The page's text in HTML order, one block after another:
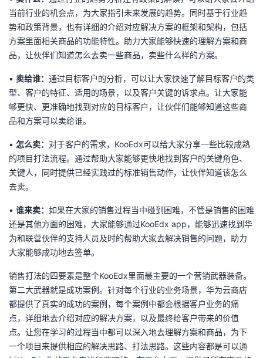
当前行业的机会点，为大家指引未来发展的趋势。同时基于行业趋
势和政策背景，也有详细的介绍对应解决方案的框架和架构，包括
方案里面相关商品的功能特性。助力大家能够快速的理解方案和商
品，让伙伴们知道怎么去卖一些商品，卖些什么样的方案。
• 卖给谁： 通过目标客户的分析，可以让大家快速了解目标客户的类
型、客户的特征、适用的场景，以及客户关键的诉求点。让大家能
够更快、更准确地找到对应的目标客户，让伙伴们能够知道这些商
品和方案可以卖给谁。
• 怎么卖： 对于客户的需求，KooEdx可以给大家分享一些比较成熟
的项目打法流程。通过帮助大家能够更快地找到客户的关键角色、
关键人，同时提供已经实践过的标准销售动作，让伙伴知道该怎么
去卖。
• 谁来卖： 如果在大家的销售过程当中碰到困难，不管是销售的困难
还是其他方面的困难，大家能够通过KooEdx app，能够迅速找到华
为和联营伙伴的支持人员及时的帮助大家去解决销售的问题，助力
大家能够成功地去签单。
销售打法的四要素是整个KooEdx里面最主要的一个营销武器装备。
第二大武器就是成功案例。针对每个行业的业务场景，华为云商店
都提供了真实的成功的案例，每个案例中都会根据客户业务的痛
点，详细地去介绍对应的解决方案，以及最终给客户带来的价值
点。让您在学习的过程当中都可以深入地去理解方案和商品，为下
一个项目来提供相应的解决思路、打法思路。这些内容都是可以通